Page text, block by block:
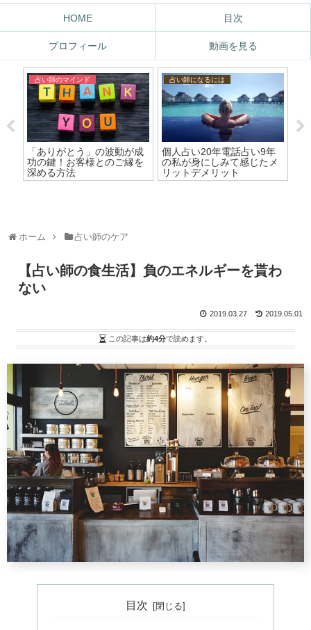
HOME 目次
プロフィール 動画を見る
占い師のマインド
「ありがとう」の波動が成
功の鍵！お客様とのご縁を
深める方法
占い師になるには
個人占い20年電話占い9年
の私が身にしみて感じたメ
リットデメリット
ホーム 占い師のケア
【占い師の食生活】負のエネルギーを貰わ
ない
2019.05.01
2019.03.27
この記事は約4分で読めます。
目次